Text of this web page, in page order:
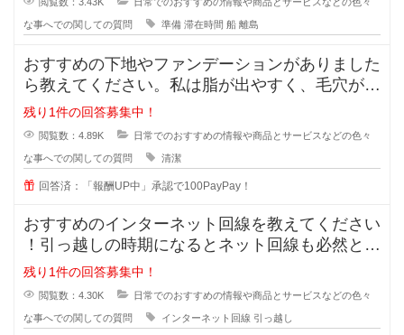
な事へでの関しての質問 準備 滞在時間 船 離島
おすすめの下地やファンデーションがありました
ら教えてください。私は脂が出やすく、毛穴が目
立っています。いわゆるいちごバナ
残り1件の回答募集中！
閲覧数：4.89K 日常でのおすすめの情報や商品とサービスなどの色々
な事へでの関しての質問 清潔
回答済：「報酬UP中」承認で100PayPay！
おすすめのインターネット回線を教えてください
！引っ越しの時期になるとネット回線も必然と変
えようかなと思いますよね！
残り1件の回答募集中！
閲覧数：4.30K 日常でのおすすめの情報や商品とサービスなどの色々
な事へでの関しての質問 インターネット回線 引っ越し